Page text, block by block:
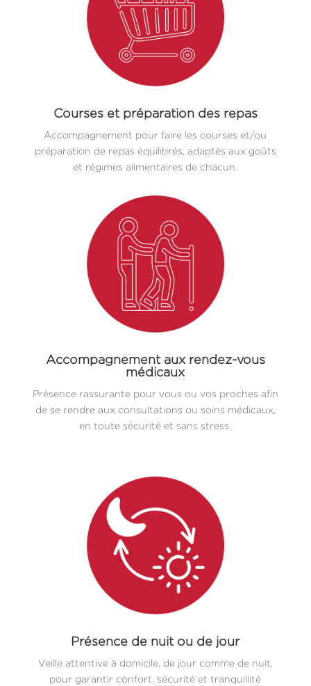
Courses et préparation des repas
Accompagnement pour faire les courses et/ou
préparation de repas équilibrés, adaptés aux goûts
et régimes alimentaires de chacun.
Accompagnement aux rendez-vous
médicaux
Présence rassurante pour vous ou vos proches afin
de se rendre aux consultations ou soins médicaux,
en toute sécurité et sans stress.
Présence de nuit ou de jour
Veille attentive à domicile, de jour comme de nuit,
pour garantir confort, sécurité et tranquillité